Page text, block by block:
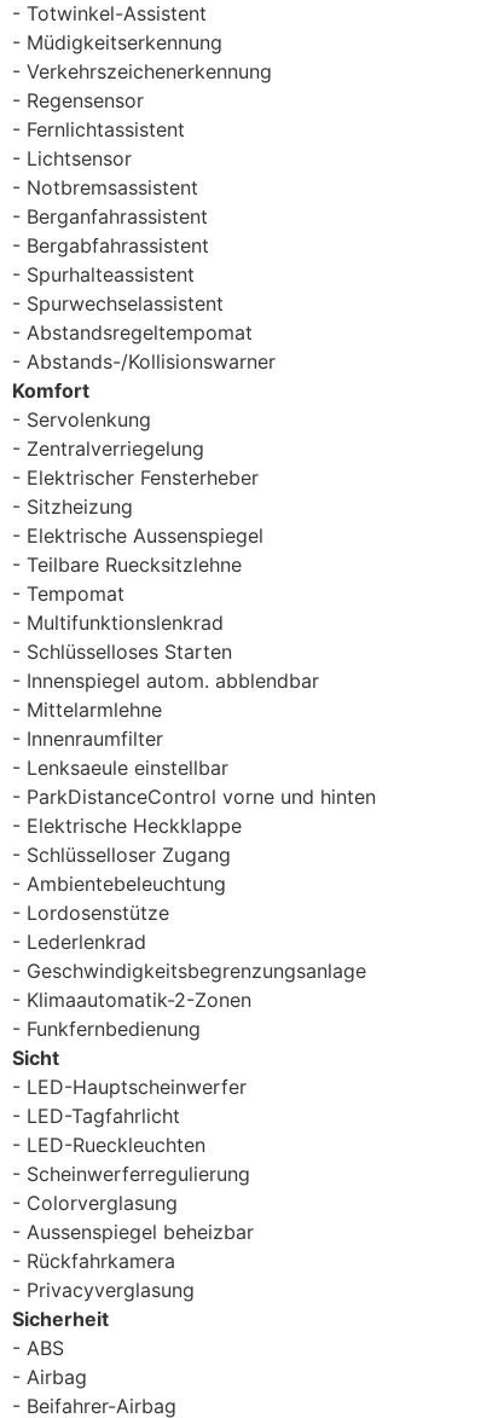
Totwinkel-Assistent
Müdigkeitserkennung
Verkehrszeichenerkennung
Regensensor
Fernlichtassistent
Lichtsensor
Notbremsassistent
Berganfahrassistent
Bergabfahrassistent
Spurhalteassistent
Spurwechselassistent
Abstandsregeltempomat
Abstands-/Kollisionswarner
Komfort
Servolenkung
Zentralverriegelung
Elektrischer Fensterheber
Sitzheizung
Elektrische Aussenspiegel
Teilbare Ruecksitzlehne
Tempomat
Multifunktionslenkrad
Schlüsselloses Starten
Innenspiegel autom. abblendbar
Mittelarmlehne
Innenraumfilter
Lenksaeule einstellbar
ParkDistanceControl vorne und hinten
Elektrische Heckklappe
Schlüsselloser Zugang
Ambientebeleuchtung
Lordosenstütze
Lederlenkrad
Geschwindigkeitsbegrenzungsanlage
Klimaautomatik-2-Zonen
Funkfernbedienung
Sicht
LED-Hauptscheinwerfer
LED-Tagfahrlicht
LED-Rueckleuchten
Scheinwerferregulierung
Colorverglasung
Aussenspiegel beheizbar
Rückfahrkamera
Privacyverglasung
Sicherheit
ABS
Airbag
Beifahrer-Airbag